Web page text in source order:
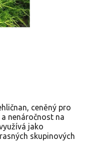
ceněný pro
nenáročnost na
jako
skupinových